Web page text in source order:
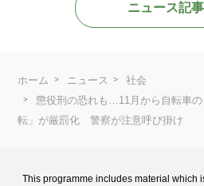
ニュース記
ホーム ニュース
社会
懲役刑の恐れも…11月から自転車
転」が厳罰化 警察が注意呼び掛け
This programme includes material which